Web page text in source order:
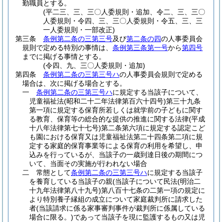
勤職員とする。
(平二三、三、三〇人委規則・追加、令二、三、三〇
人委規則・令四、三、三〇人委規則・令五、三、三
一人委規則・一部改正)
第三条
条例第二条の三第三号及び第二条の四の人事委員会
規則で定める特別の事情は、 条例第三条第一号から第四号
までに掲げる事情とする。
(令四、九、三〇人委規則・追加)
第四条
条例第二条の三第三号ハの人事委員会規則で定める
場合は、次に掲げる場合とする。
一
条例第二条の三第三号ハに規定する当該子について、
児童福祉法(昭和二十二年法律第百六十四号)第三十九条
第一項に規定する保育所若しくは就学前の子どもに関す
る教育、保育等の総合的な提供の推進に関する法律(平成
十八年法律第七十七号)第二条第六項に規定する認定こど
も園における保育又は児童福祉法第二十四条第二項に規
定する家庭的保育事業等による保育の利用を希望し、申
込みを行っているが、当該子の一歳到達日後の期間につ
いて、当面その実施が行われない場合
二
常態として条例第二条の三第三号ハに規定する当該子
を養育している当該子の親(当該子について民法(明治二
十九年法律第八十九号)第八百十七条の二第一項の規定に
より特別養子縁組の成立について家庭裁判所に請求した
者(当該請求に係る家事審判事件が裁判所に係属している
場合に限る。)であって当該子を現に監護するもの又は児